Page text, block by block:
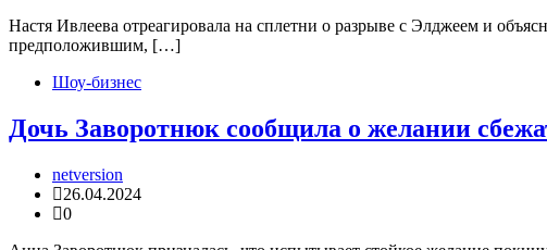
Настя Ивлеева отреагировала на сплетни о разрыве с Элджеем и
предположившим, […]
Шоу-бизнес
Дочь Заворотнюк сообщила о желании
netversion
26.04.2024
0